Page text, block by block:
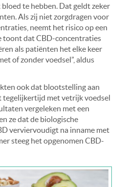
te hebben. Dat geldt zeker
Als zij niet zorgdragen voor
neemt het risico op een
toont dat CBD-concentraties
als patiënten het elke keer
of zonder voedsel”, aldus
ook dat blootstelling aan
tegelijkertijd met vetrijk voedsel
vergeleken met een
ze dat de biologische
verviervoudigt na inname met
steeg het opgenomen CBD-